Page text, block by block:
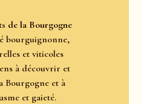
de la Bourgogne
bourguignonne,
et viticoles
à découvrir et
Bourgogne et à
et gaieté.